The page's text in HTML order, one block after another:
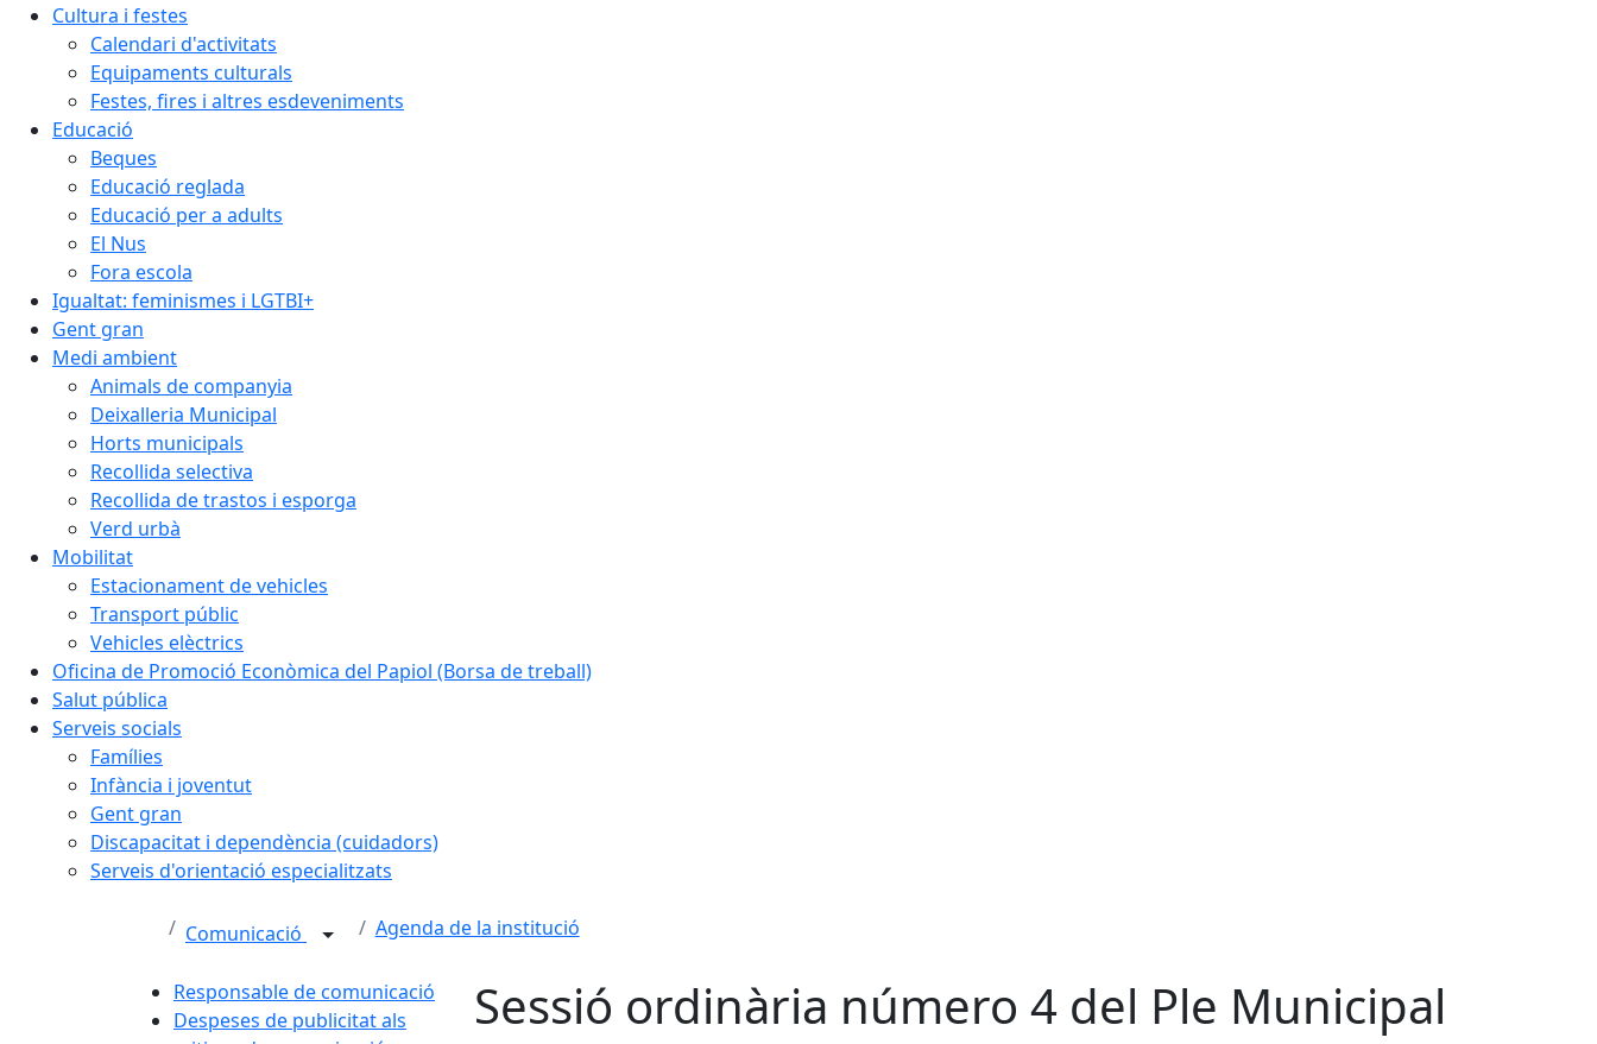
Cultura i festes
Calendari d'activitats
Equipaments culturals
Festes, fires i altres esdeveniments
Educació
Beques
Educació reglada
Educació per a adults
El Nus
Fora escola
Igualtat: feminismes i LGTBI+
Gent gran
Medi ambient
Animals de companyia
Deixalleria Municipal
Horts municipals
Recollida selectiva
Recollida de trastos i esporga
Verd urbà
Mobilitat
Estacionament de vehicles
Transport públic
Vehicles elèctrics
Oficina de Promoció Econòmica del Papiol (Borsa de treball)
Salut pública
Serveis socials
Famílies
Infància i joventut
Gent gran
Discapacitat i dependència (cuidadors)
Serveis d'orientació especialitzats
Comunicació Agenda de la institució
Responsable de comunicació
Despeses de publicitat als
Sessió ordinària número 4 del Ple Municipal